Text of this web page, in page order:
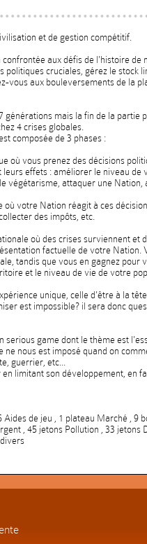
et de gestion compétitif.
aux défis de l'histoire de
politiques cruciales, gérez le stock
vous aux bouleversements de la
générations mais la fin de la partie
4 crises globales.
composée de 3 phases :
où vous prenez des décisions
leurs effets : améliorer le niveau de
végétarisme, attaquer une Nation,
où votre Nation réagit à ces
des impôts, etc.
où des crises surviennent et
factuelle de votre Nation.
tandis que vous en gagnez pour
et le niveau de vie de votre
unique, celle d'être à la
est impossible? il sera donc
serious game dont le thème est
ne nous est imposé quand on
guerrier, etc...
limitant son développement, en
Aides de jeu , 1 plateau Marché , 9
, 45 jetons Pollution , 33 jetons